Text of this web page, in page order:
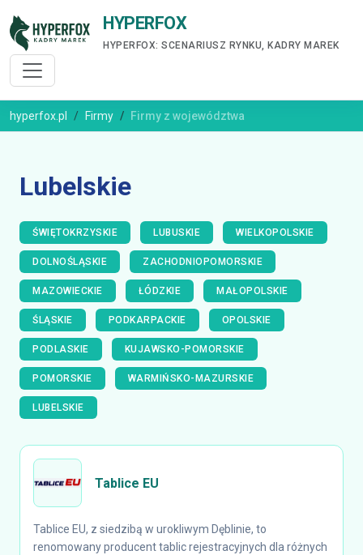
HYPERFOX
HYPERFOX: SCENARIUSZ RYNKU, KADRY MAREK
hyperfox.pl Firmy Firmy z województwa
Lubelskie
ŚWIĘTOKRZYSKIE LUBUSKIE WIELKOPOLSKIE
DOLNOŚLĄSKIE ZACHODNIOPOMORSKIE
MAZOWIECKIE ŁÓDZKIE MAŁOPOLSKIE
ŚLĄSKIE PODKARPACKIE OPOLSKIE
PODLASKIE KUJAWSKO-POMORSKIE
POMORSKIE WARMIŃSKO-MAZURSKIE
LUBELSKIE
Tablice EU
Tablice EU, z siedzibą w urokliwym Dęblinie, to
renomowany producent tablic rejestracyjnych dla różnych